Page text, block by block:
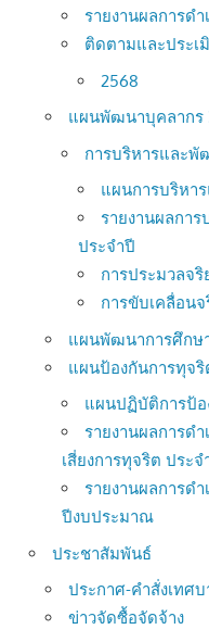
รายงานผลการด
ติดตามและประเ
2568
แผนพัฒนาบุคลากร
การบริหารและ
แผนการบริหา
รายงานผลกา
ประจำปี
การประมวลจ
การขับเคลื่อน
แผนพัฒนาการศึกษ
แผนป้องกันการทุจริ
แผนปฏิบัติการป้
รายงานผลการด
เสี่ยงการทุจริต ประ
รายงานผลการด
ปีงบประมาณ
ประชาสัมพันธ์
ประกาศ-คำสั่งเทศบ
ข่าวจัดซื้อจัดจ้าง